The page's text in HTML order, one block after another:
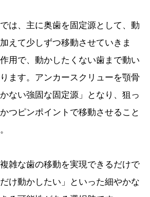
は、主に奥歯を固定源として、動
えて少しずつ移動させていきま
用で、動かしたくない歯まで動い
ます。アンカースクリューを顎骨
ない強固な固定源」となり、狙っ
つピンポイントで移動させること
雑な歯の移動を実現できるだけで
け動かしたい」といった細やかな